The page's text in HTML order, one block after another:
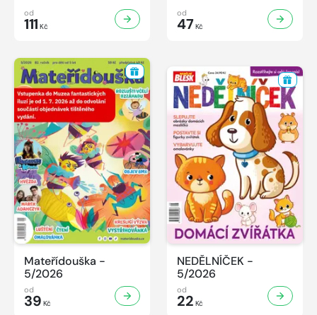
od
111 Kč
od
47 Kč
Mateřídouška -
5/2026
od
39 Kč
NEDĚLNÍČEK -
5/2026
od
22 Kč